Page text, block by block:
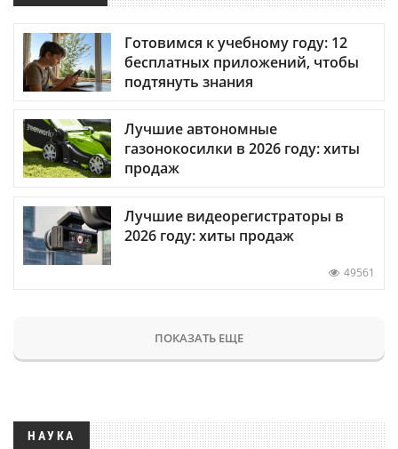
Готовимся к учебному году: 12
бесплатных приложений, чтобы
подтянуть знания
Лучшие автономные
газонокосилки в 2026 году: хиты
продаж
Лучшие видеорегистраторы в
2026 году: хиты продаж
49561
ПОКАЗАТЬ ЕЩЕ
НАУКА